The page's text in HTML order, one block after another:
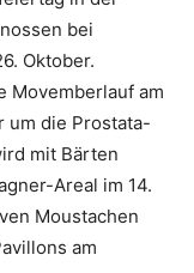
bei
Oktober.
Movemberlauf am
um die Prostata-
mit Bärten
Areal im 14.
Moustachen
am